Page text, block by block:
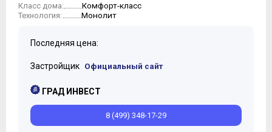
Класс дома: Комфорт-класс
Технология: Монолит
Последняя цена:
Застройщик Официальный сайт
ГРАД ИНВЕСТ
8 (499) 348-17-29